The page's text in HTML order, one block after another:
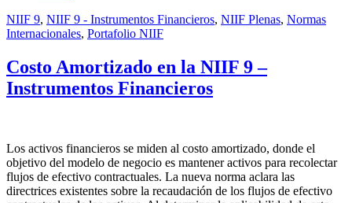
NIIF 9, NIIF 9 - Instrumentos Financieros, NIIF Plenas, Normas
Internacionales, Portafolio NIIF
Costo Amortizado en la NIIF 9 –
Instrumentos Financieros
Los activos financieros se miden al costo amortizado, donde el
objetivo del modelo de negocio es mantener activos para recolectar
flujos de efectivo contractuales. La nueva norma aclara las
directrices existentes sobre la recaudación de los flujos de efectivo